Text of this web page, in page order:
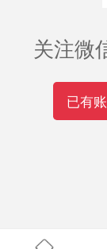
关注微
已有